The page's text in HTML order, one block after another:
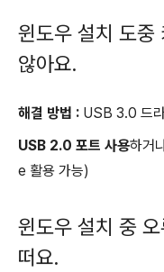
윈도우 설치 도중
않아요.
해결 방법 : USB 3.0 드
USB 2.0 포트 사용하거
e 활용 가능)
윈도우 설치 중
떠요.